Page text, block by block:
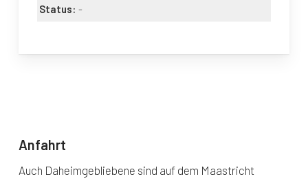
Status: -
Anfahrt
Auch Daheimgebliebene sind auf dem Maastricht